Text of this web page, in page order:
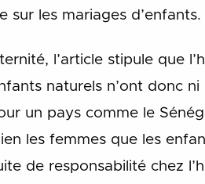
sur les mariages d’enfants.
l’article stipule que
naturels n’ont donc
un pays comme le
les femmes que les
de responsabilité chez